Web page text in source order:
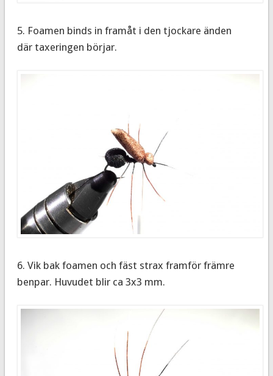
5. Foamen binds in framåt i den tjockare änden
där taxeringen börjar.
6. Vik bak foamen och fäst strax framför främre
benpar. Huvudet blir ca 3x3 mm.